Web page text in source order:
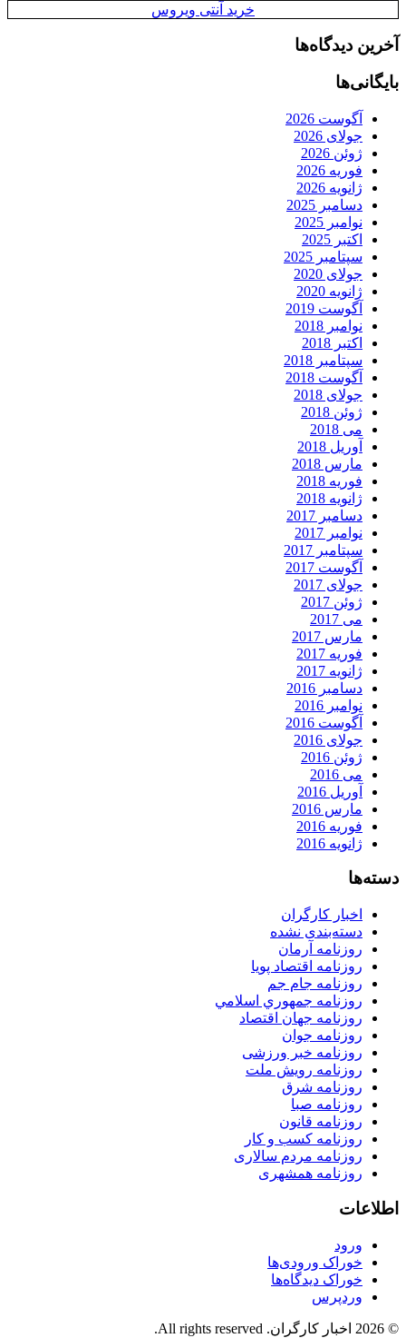
خرید آنتی ویروس
آخرین دیدگاه‌ها
بایگانی‌ها
آگوست 2026
جولای 2026
ژوئن 2026
فوریه 2026
ژانویه 2026
دسامبر 2025
نوامبر 2025
اکتبر 2025
سپتامبر 2025
جولای 2020
ژانویه 2020
آگوست 2019
نوامبر 2018
اکتبر 2018
سپتامبر 2018
آگوست 2018
جولای 2018
ژوئن 2018
می 2018
آوریل 2018
مارس 2018
فوریه 2018
ژانویه 2018
دسامبر 2017
نوامبر 2017
سپتامبر 2017
آگوست 2017
جولای 2017
ژوئن 2017
می 2017
مارس 2017
فوریه 2017
ژانویه 2017
دسامبر 2016
نوامبر 2016
آگوست 2016
جولای 2016
ژوئن 2016
می 2016
آوریل 2016
مارس 2016
فوریه 2016
ژانویه 2016
دسته‌ها
اخبار کارگران
دسته‌بندی نشده
روزنامه آرمان
روزنامه اقتصاد پویا
روزنامه جام جم
روزنامه جمهوري اسلامي
روزنامه جهان اقتصاد
روزنامه جوان
روزنامه خبر ورزشى
روزنامه رویش ملت
روزنامه شرق
روزنامه صبا
روزنامه قانون
روزنامه كسب و كار
روزنامه مردم سالاری
روزنامه همشهری
اطلاعات
ورود
خوراک ورودی‌ها
خوراک دیدگاه‌ها
وردپرس
© 2026 اخبار کارگران. All rights reserved.